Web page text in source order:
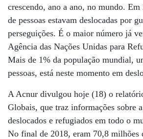
crescendo, ano a ano, no mundo.
de pessoas estavam deslocadas por
perseguições. É o maior número já
Agência das Nações Unidas para
Mais de 1% da população mundial,
pessoas, está neste momento em
A Acnur divulgou hoje (18) o
Globais, que traz informações sobre
deslocados e refugiados em todo o
No final de 2018, eram 70,8 milhões